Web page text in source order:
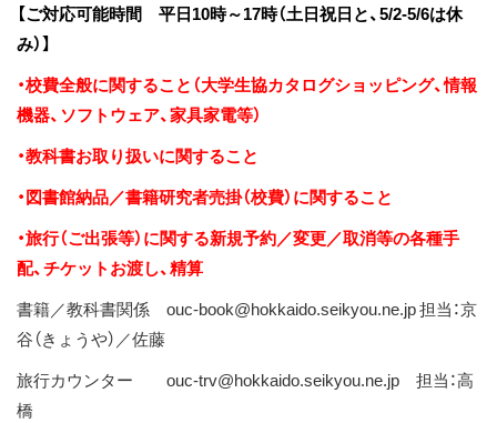
【ご対応可能時間 平日10時～17時（土日祝日と、5/2-5/6は休
み）】
・校費全般に関すること（大学生協カタログショッピング、情報
機器、ソフトウェア、家具家電等）
・教科書お取り扱いに関すること
・図書館納品／書籍研究者売掛（校費）に関すること
・旅行（ご出張等）に関する新規予約／変更／取消等の各種手
配、チケットお渡し、精算
書籍／教科書関係 ouc-book@hokkaido.seikyou.ne.jp 担当：京
谷（きょうや）／佐藤
旅行カウンター ouc-trv@hokkaido.seikyou.ne.jp 担当：高
橋